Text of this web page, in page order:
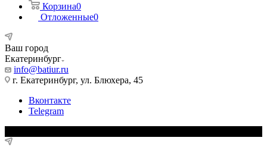
Корзина0
Отложенные0
Ваш город
Екатеринбург
info@batiur.ru
г. Екатеринбург, ул. Блюхера, 45
Вконтакте
Telegram